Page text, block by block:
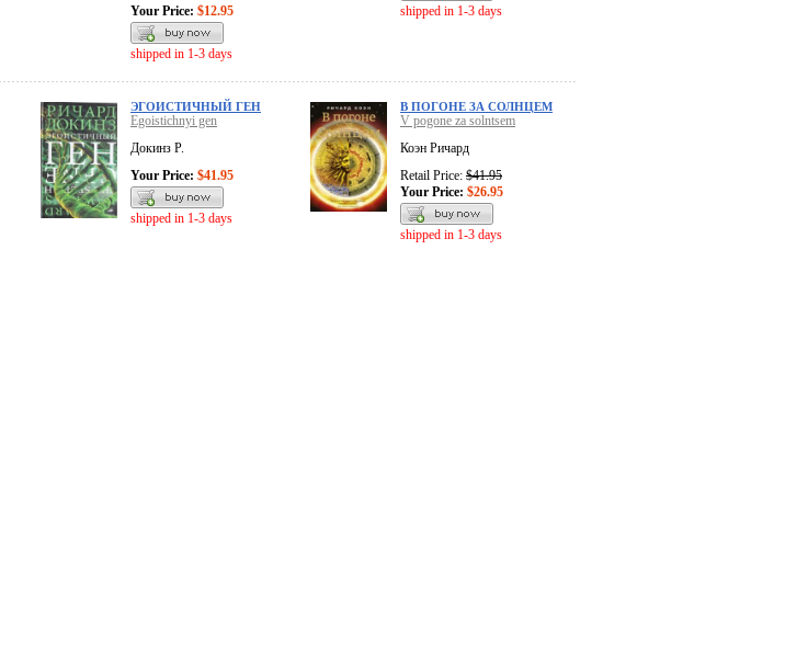
Your Price: $12.95
shipped in 1-3 days
shipped in 1-3 days
ЭГОИСТИЧНЫЙ ГЕН
Egoistichnyi gen
Докинз Р.
Your Price: $41.95
shipped in 1-3 days
В ПОГОНЕ ЗА СОЛНЦЕМ
V pogone za solntsem
Коэн Ричард
Retail Price: $41.95
Your Price: $26.95
shipped in 1-3 days